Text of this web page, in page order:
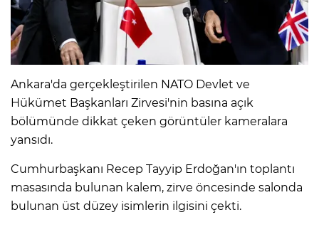
Ankara'da gerçekleştirilen NATO Devlet ve
Hükümet Başkanları Zirvesi'nin basına açık
bölümünde dikkat çeken görüntüler kameralara
yansıdı.
Cumhurbaşkanı Recep Tayyip Erdoğan'ın toplantı
masasında bulunan kalem, zirve öncesinde salonda
bulunan üst düzey isimlerin ilgisini çekti.